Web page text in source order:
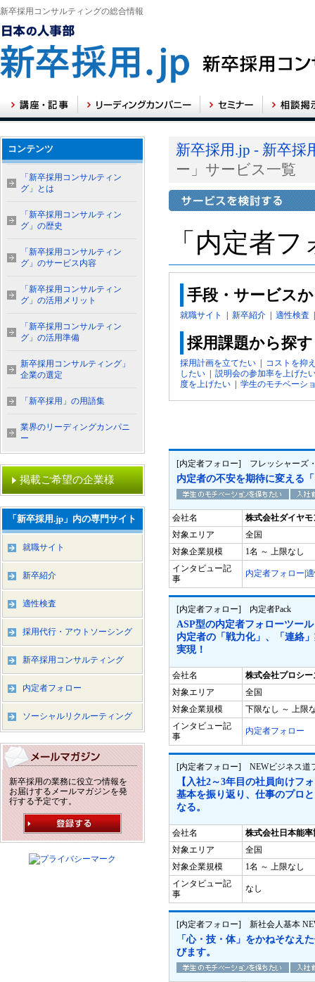
新卒採用コンサルティングの総合情報
新卒採用.jp - 新卒
ー」サービス一覧
「内定者
手段・サービス
就職サイト 新卒紹介 適性検査
採用課題から探す
採用計画を立てたい
コストを抑
したい
説明会の参加率を上げた
度を上げたい
学生のモチベーシ
[内定者フォロー] フレッシャーズ
内定者の不安を期待に変える
会社名
株式会社ダイヤモ
対象エリア
全国
対象企業規模
1名 ～ 上限なし
インタビュー記
事
内定者フォロー
[内定者フォロー] 内定者Pack
ASP型の内定者フォローツー
内定者の「戦力化」、「連絡
実現！
会社名
株式会社プロシー
対象エリア
全国
対象企業規模
下限なし ～ 上限
インタビュー記
事
内定者フォロー
[内定者フォロー] NEWビジネス道
【入社2～3年目の社員向けフ
基本を振り返り、仕事のプロ
なる。
会社名
株式会社日本能
対象エリア
全国
対象企業規模
1名 ～ 上限なし
インタビュー記
事
なし
[内定者フォロー] 新社会人基本
「心・技・体」をかねそなえ
びます。
コンテンツ
「新卒採用コンサルティン
グ」とは
「新卒採用コンサルティン
グ」の歴史
「新卒採用コンサルティン
グ」のサービス内容
「新卒採用コンサルティン
グ」の活用メリット
「新卒採用コンサルティン
グ」の活用準備
新卒採用コンサルティング」
企業の選定
「新卒採用」の用語集
業界のリーディングカンパニ
ー
掲載ご希望の企業様
「新卒採用.jp」内の専門サイト
就職サイト
新卒紹介
適性検査
採用代行・アウトソーシング
新卒採用コンサルティング
内定者フォロー
ソーシャルリクルーティング
新卒採用の業務に役立つ情報を
お届けするメールマガジンを発
行する予定です。